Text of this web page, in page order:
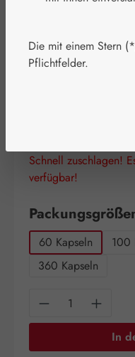
Schnell zuschlagen!
verfügbar!
60 Kapseln 100
360 Kapseln
Produkt
In
Die mit einem Stern
Pflichtfelder.